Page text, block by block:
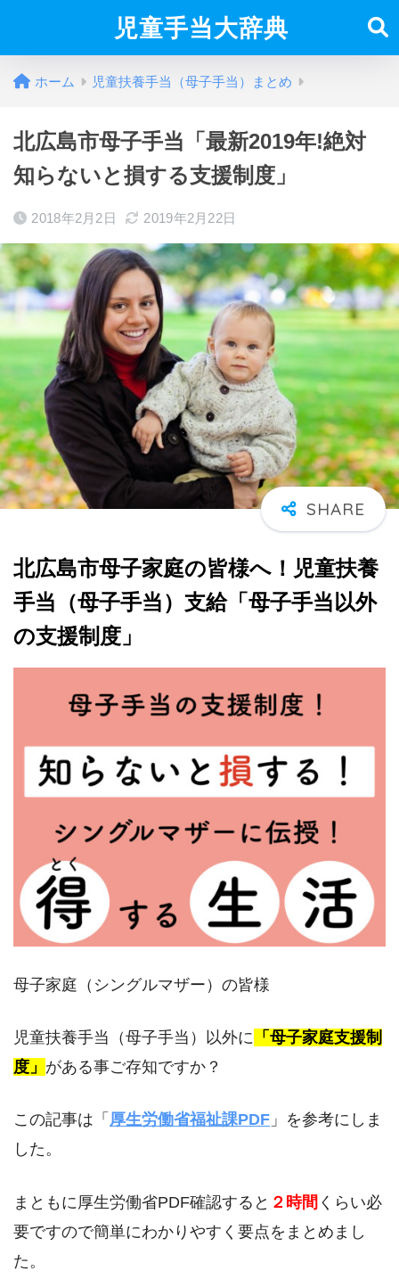
児童手当大辞典
ホーム 児童扶養手当（母子手当）まとめ
北広島市母子手当「最新2019年!絶対
知らないと損する支援制度」
2018年2月2日 2019年2月22日
北広島市母子家庭の皆様へ！児童扶養
手当（母子手当）支給「母子手当以外
の支援制度」
母子家庭（シングルマザー）の皆様
児童扶養手当（母子手当）以外に 「母子家庭支援制
度」 がある事ご存知ですか？
この記事は「 厚生労働省福祉課PDF 」を参考にしま
した。
まともに厚生労働省PDF確認すると ２時間 くらい必
要ですので簡単にわかりやすく要点をまとめまし
た。